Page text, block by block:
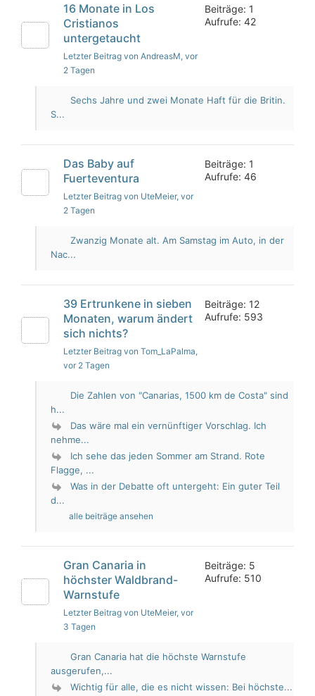
16 Monate in Los
Cristianos
untergetaucht
Letzter Beitrag von AndreasM, vor
2 Tagen
Beiträge: 1
Aufrufe: 42
Sechs Jahre und zwei Monate Haft für die Britin.
S...
Das Baby auf
Fuerteventura
Letzter Beitrag von UteMeier, vor
2 Tagen
Beiträge: 1
Aufrufe: 46
Zwanzig Monate alt. Am Samstag im Auto, in der
Nac...
39 Ertrunkene in sieben
Monaten, warum ändert
sich nichts?
Letzter Beitrag von Tom_LaPalma,
vor 2 Tagen
Beiträge: 12
Aufrufe: 593
Die Zahlen von "Canarias, 1500 km de Costa" sind
h...
Das wäre mal ein vernünftiger Vorschlag. Ich
nehme...
Ich sehe das jeden Sommer am Strand. Rote
Flagge, ...
Was in der Debatte oft untergeht: Ein guter Teil
d...
alle beiträge ansehen
Gran Canaria in
höchster Waldbrand-
Warnstufe
Letzter Beitrag von UteMeier, vor
3 Tagen
Beiträge: 5
Aufrufe: 510
Gran Canaria hat die höchste Warnstufe
ausgerufen,...
Wichtig für alle, die es nicht wissen: Bei höchste...